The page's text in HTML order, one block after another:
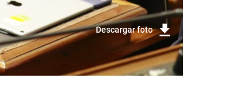
Descargar foto